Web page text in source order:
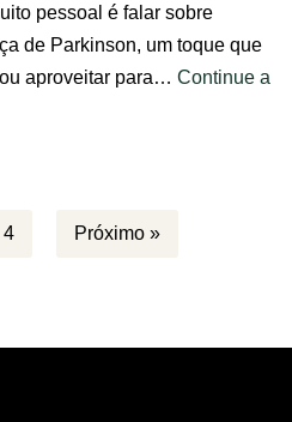
pessoal é falar sobre
de Parkinson, um toque que
aproveitar para… Continue a
4 Próximo »